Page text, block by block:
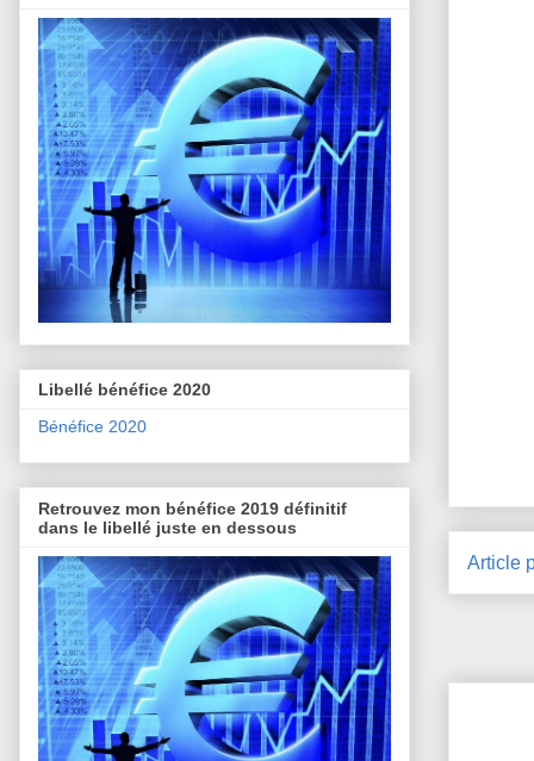
Article
Libellé bénéfice 2020
Bénéfice 2020
Retrouvez mon bénéfice 2019 définitif
dans le libellé juste en dessous